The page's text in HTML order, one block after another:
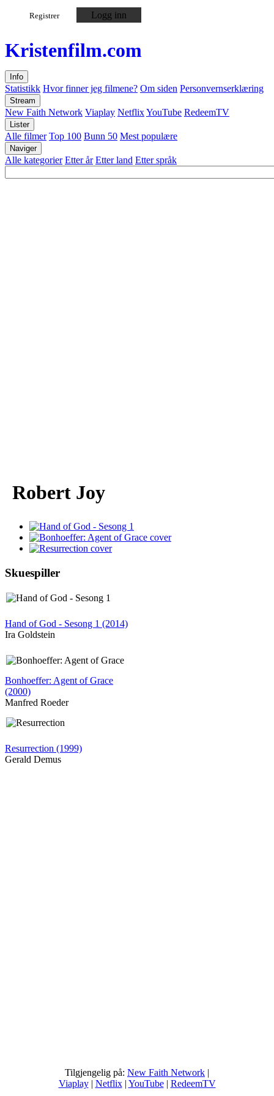
Registrer Logg inn
Kristenfilm.com
Info
Statistikk Hvor finner jeg filmene? Om siden Personvernserklæring
Stream
New Faith Network Viaplay NetflixYouTube RedeemTV
Lister
Alle filmer Top 100 Bunn 50 Mest populære
Naviger
Alle kategorier Etter år Etter land Etter språk
Robert Joy
Skuespiller
Hand of God - Sesong 1 (2014)
Ira Goldstein
Bonhoeffer: Agent of Grace
(2000)
Manfred Roeder
Resurrection (1999)
Gerald Demus
Tilgjengelig på: New Faith Network |
Viaplay| Netflix| YouTube| RedeemTV